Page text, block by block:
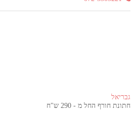
גבריאל
חתונת חורף החל מ - 290 ש"ח